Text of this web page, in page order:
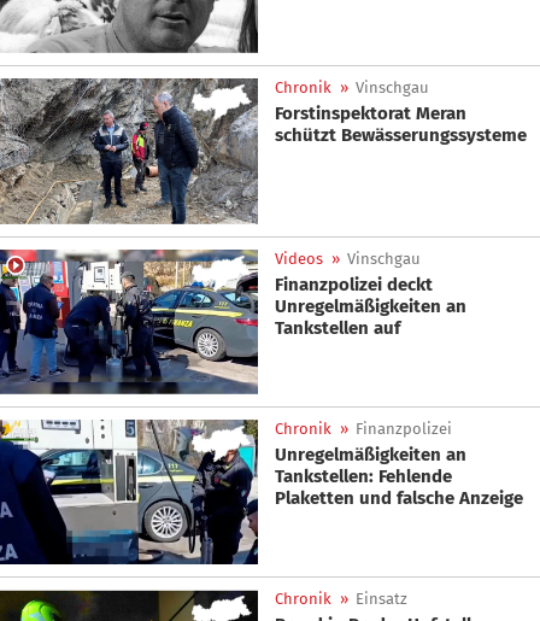
Chronik » Vinschgau
Forstinspektorat Meran
schützt Bewässerungssysteme
Videos » Vinschgau
Finanzpolizei deckt
Unregelmäßigkeiten an
Tankstellen auf
Chronik » Finanzpolizei
Unregelmäßigkeiten an
Tankstellen: Fehlende
Plaketten und falsche Anzeige
Chronik » Einsatz